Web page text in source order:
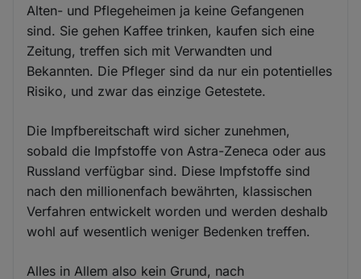
Alten- und Pflegeheimen ja keine Gefangenen
sind. Sie gehen Kaffee trinken, kaufen sich eine
Zeitung, treffen sich mit Verwandten und
Bekannten. Die Pfleger sind da nur ein potentielles
Risiko, und zwar das einzige Getestete.
Die Impfbereitschaft wird sicher zunehmen,
sobald die Impfstoffe von Astra-Zeneca oder aus
Russland verfügbar sind. Diese Impfstoffe sind
nach den millionenfach bewährten, klassischen
Verfahren entwickelt worden und werden deshalb
wohl auf wesentlich weniger Bedenken treffen.
Alles in Allem also kein Grund, nach